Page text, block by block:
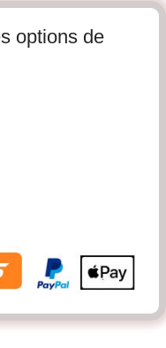
options de